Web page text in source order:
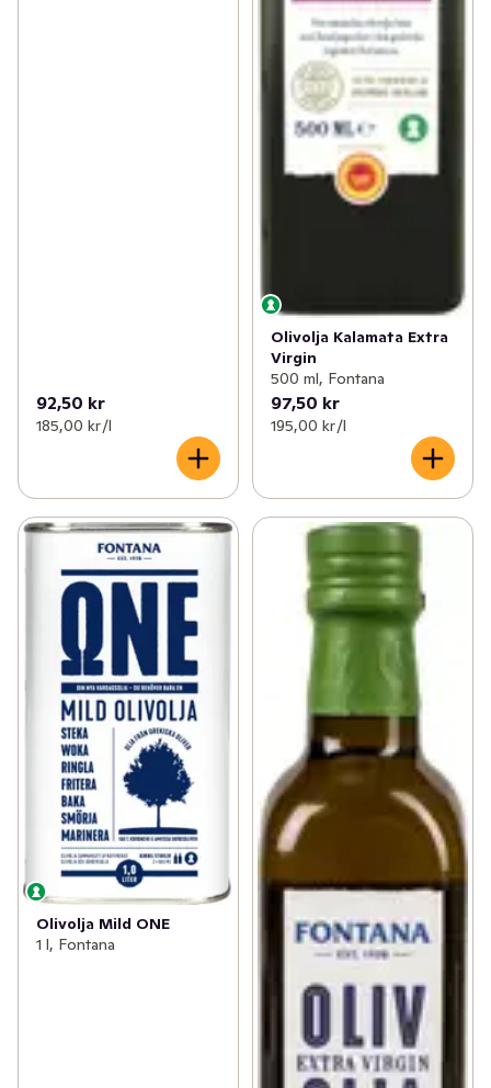
92,50 kr
185,00 kr /l
Olivolja Kalamata Extra
Virgin
500 ml, Fontana
97,50 kr
195,00 kr /l
Olivolja Mild ONE
1 l, Fontana